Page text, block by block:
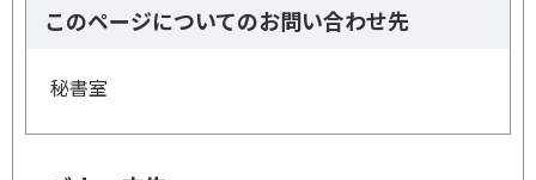
このページについてのお問い合わせ先
秘書室